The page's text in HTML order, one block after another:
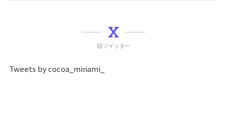
X
旧ツイッター
Tweets by cocoa_minami_